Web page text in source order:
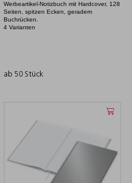
Werbeartikel-Notizbuch mit Hardcover, 128
Seiten, spitzen Ecken, geradem
Buchrücken.
4 Varianten
ab 50 Stück